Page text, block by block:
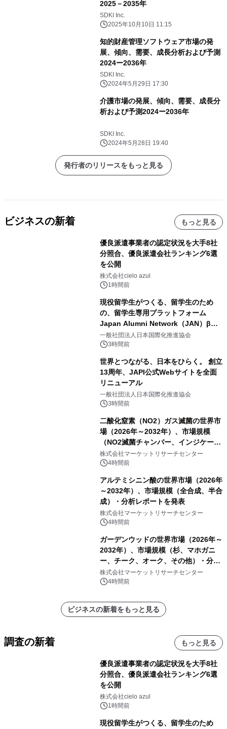
2025－2035年
SDKI Inc.
2025年10月10日 11:15
知的財産管理ソフトウェア市場の発
展、傾向、需要、成長分析および予測
2024ー2036年
SDKI Inc.
2024年5月29日 17:30
介護市場の発展、傾向、需要、成長分
析および予測2024ー2036年
SDKI Inc.
2024年5月28日 19:40
発行者のリリースをもっと見る
ビジネスの新着 もっと見る
優良派遣事業者の認定状況を大手8社
分照合、優良派遣会社ランキング6選
を公開
株式会社cielo azul
1時間前
現役留学生がつくる、留学生のため
の、留学生専用プラットフォーム
Japan Alumni Network（JAN）β版
をリリース
一般社団法人日本国際化推進協会
3時間前
世界とつながる、日本をひらく。 創立
13周年、JAPI公式Webサイトを全面
リニューアル
一般社団法人日本国際化推進協会
3時間前
二酸化窒素（NO2）ガス滅菌の世界市
場（2026年～2032年）、市場規模
（NO2滅菌チャンバー、インジケータ
ーおよびモニタリングシステム、その
他）・分析レポートを発表
株式会社マーケットリサーチセンター
4時間前
アルテミシニン酸の世界市場（2026年
～2032年）、市場規模（全合成、半合
成）・分析レポートを発表
株式会社マーケットリサーチセンター
4時間前
ガーデンウッドの世界市場（2026年～
2032年）、市場規模（杉、マホガニ
ー、チーク、オーク、その他）・分析
レポートを発表
株式会社マーケットリサーチセンター
4時間前
ビジネスの新着をもっと見る
調査の新着 もっと見る
優良派遣事業者の認定状況を大手8社
分照合、優良派遣会社ランキング6選
を公開
株式会社cielo azul
1時間前
現役留学生がつくる、留学生のため